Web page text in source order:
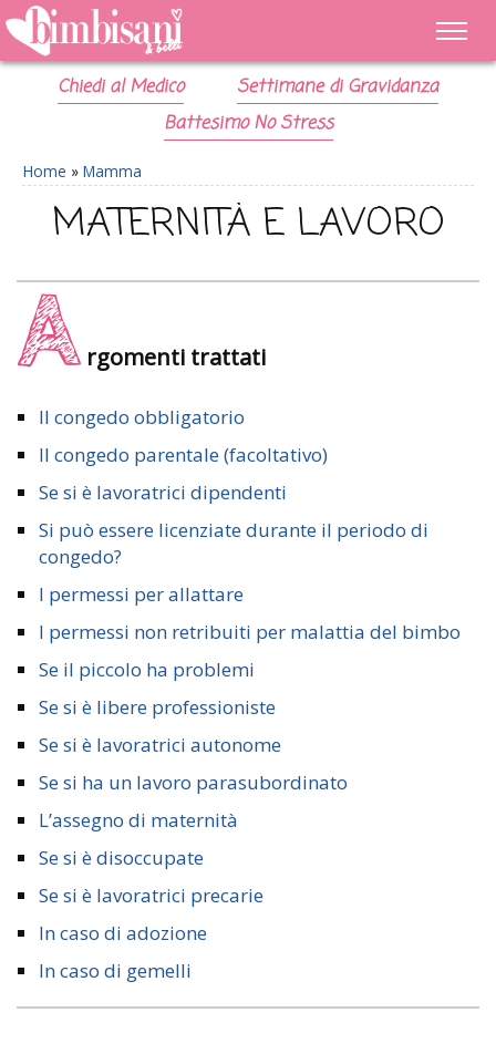
Chiedi al Medico
Settimane di Gravidanza
Battesimo No Stress
Home » Mamma
MATERNITÀ E LAVORO
A rgomenti trattati
Il congedo obbligatorio
Il congedo parentale (facoltativo)
Se si è lavoratrici dipendenti
Si può essere licenziate durante il periodo di
congedo?
I permessi per allattare
I permessi non retribuiti per malattia del bimbo
Se il piccolo ha problemi
Se si è libere professioniste
Se si è lavoratrici autonome
Se si ha un lavoro parasubordinato
L’assegno di maternità
Se si è disoccupate
Se si è lavoratrici precarie
In caso di adozione
In caso di gemelli